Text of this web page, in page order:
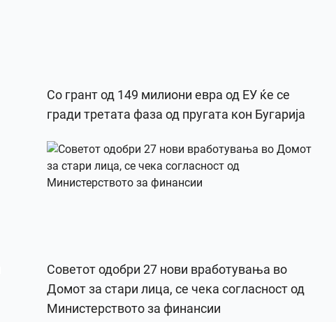
Со грант од 149 милиони евра од ЕУ ќе се
гради третата фаза од пругата кон Бугарија
Советот одобри 27 нови вработувања во
Домот за стари лица, се чека согласност од
Министерството за финансии